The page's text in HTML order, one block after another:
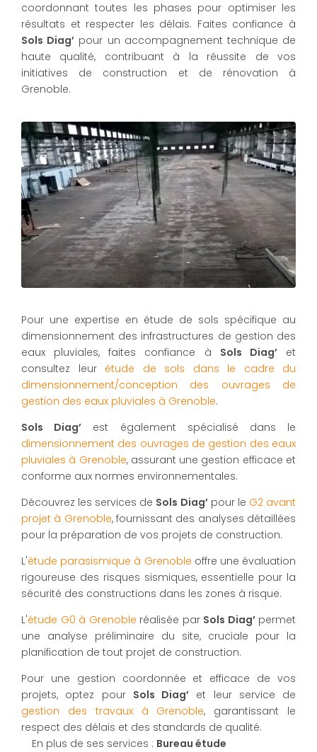
coordonnant toutes les phases pour optimiser les
résultats et respecter les délais. Faites confiance à
Sols Diag’ pour un accompagnement technique de
haute qualité, contribuant à la réussite de vos
initiatives de construction et de rénovation à
Grenoble.
Pour une expertise en étude de sols spécifique au
dimensionnement des infrastructures de gestion des
eaux pluviales, faites confiance à Sols Diag’et
consultez leur étude de sols dans le cadre du
dimensionnement/conception des ouvrages de
gestion des eaux pluviales à Grenoble.
Sols Diag’ est également spécialisé dans le
dimensionnement des ouvrages de gestion des eaux
pluviales à Grenoble, assurant une gestion efficace et
conforme aux normes environnementales.
Découvrez les services de Sols Diag’pour le G2 avant
projet à Grenoble, fournissant des analyses détaillées
pour la préparation de vos projets de construction.
L'étude parasismique à Grenoble offre une évaluation
rigoureuse des risques sismiques, essentielle pour la
sécurité des constructions dans les zones à risque.
L'étude G0 à Grenoble réalisée par Sols Diag’permet
une analyse préliminaire du site, cruciale pour la
planification de tout projet de construction.
Pour une gestion coordonnée et efficace de vos
projets, optez pour Sols Diag’ et leur service de
gestion des travaux à Grenoble, garantissant le
respect des délais et des standards de qualité.
En plus de ses services : Bureau étude